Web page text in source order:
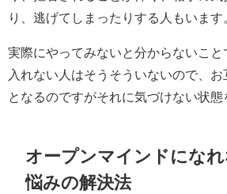
り、逃げてしまったりする人もいます
実際にやってみないと分からないこ
入れない人はそうそういないので、
となるのですがそれに気づけない状態
オープンマインドになれ
悩みの解決法